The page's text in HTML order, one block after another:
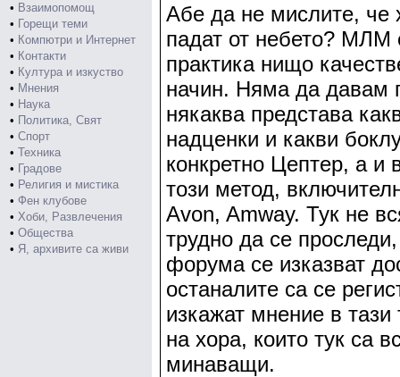
• Взаимопомощ
• Горещи теми
• Компютри и Интернет
• Контакти
• Култура и изкуство
• Мнения
• Наука
• Политика, Свят
• Спорт
• Техника
• Градове
• Религия и мистика
• Фен клубове
• Хоби, Развлечения
• Общества
• Я, архивите са живи
Абе да не мислите, че
падат от небето? МЛМ
практика нищо
начин. Няма да давам
някаква представа
надценки и какви
конкретно Цептер, а
този метод,
Avon, Amway. Тук не
трудно да се
форума се изказват
останалите са се
изкажат мнение в
на хора, които тук са
минаващи.